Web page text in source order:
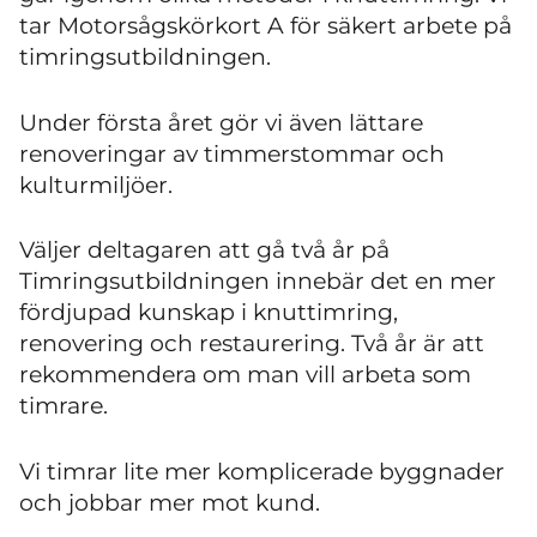
tar Motorsågskörkort A för säkert arbete på
timringsutbildningen.
Under första året gör vi även lättare
renoveringar av timmerstommar och
kulturmiljöer.
Väljer deltagaren att gå två år på
Timringsutbildningen innebär det en mer
fördjupad kunskap i knuttimring,
renovering och restaurering. Två år är att
rekommendera om man vill arbeta som
timrare.
Vi timrar lite mer komplicerade byggnader
och jobbar mer mot kund.